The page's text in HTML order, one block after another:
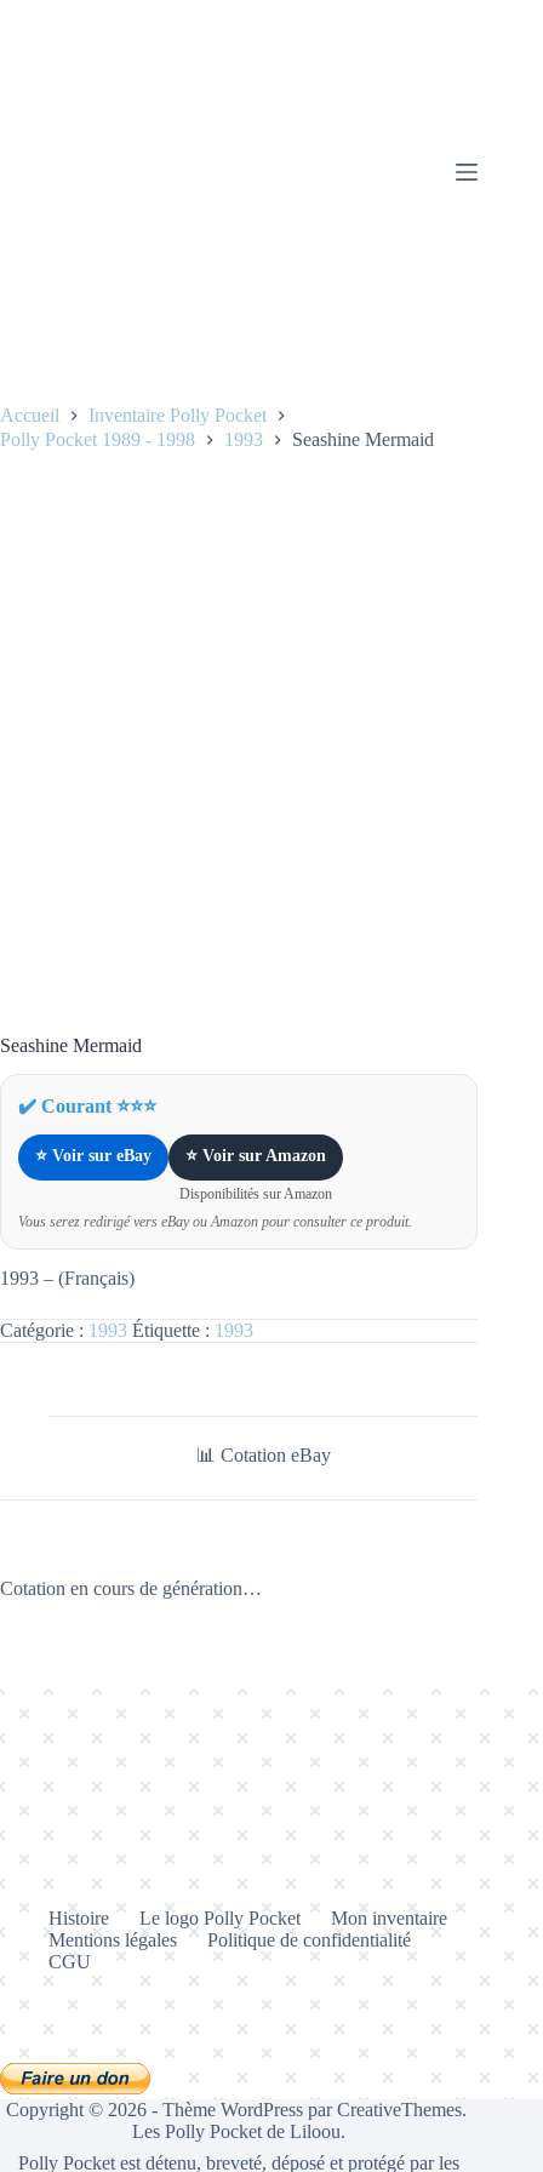
Accueil
Inventaire Polly Pocket
Polly Pocket 1989 - 1998
1993 Seashine Mermaid
Seashine Mermaid
✔️ Courant ⭐⭐⭐
⭐ Voir sur eBay ⭐ Voir sur Amazon
Disponibilités sur Amazon
Vous serez redirigé vers eBay ou Amazon pour consulter ce produit.
1993 – (Français)
Catégorie : 1993 Étiquette : 1993
📊 Cotation eBay
Cotation en cours de génération…
Histoire Le logo Polly Pocket
Mon inventaire
Mentions légales
Politique de confidentialité
CGU
Copyright © 2026 - Thème WordPress parCreativeThemes.
Les Polly Pocket de Liloou.
Polly Pocket est détenu, breveté, déposé et protégé par les